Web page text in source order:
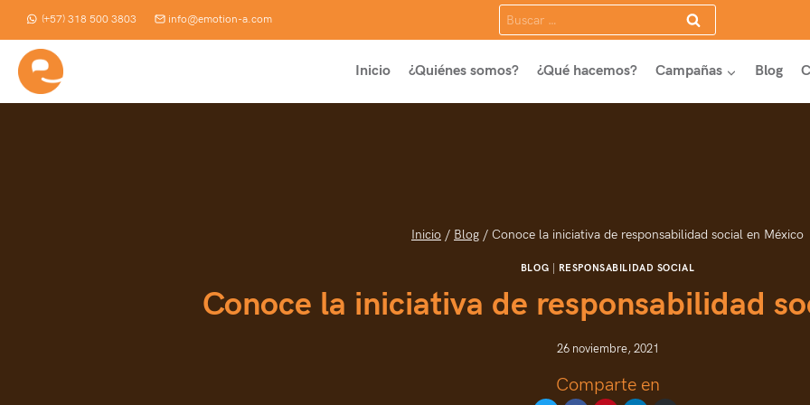
Saltar
contenido
(+57) 318 500 3803 info@emotion-a.com Buscar:
Inicio ¿Quiénes somos? ¿Qué hacemos? Campañas Blog
Inicio / Blog / Conoce la iniciativa de responsabilidad social en México
BLOG RESPONSABILIDAD SOCIAL
Conoce la iniciativa de responsabilidad
26 noviembre, 2021
Comparte en